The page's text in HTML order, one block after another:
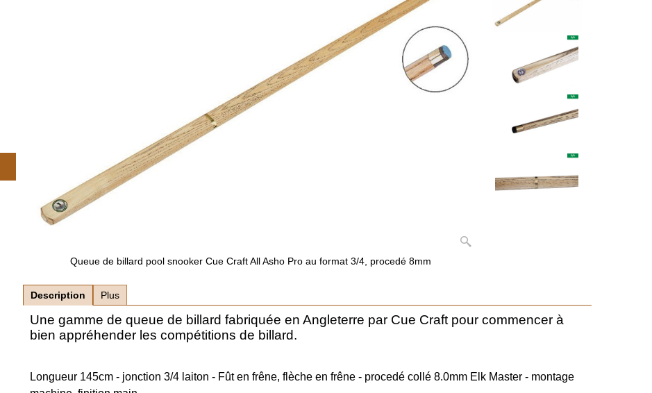
Queue de billard pool snooker Cue Craft All Asho Pro au format 3/4, procedé 8mm
Description Plus
Une gamme de queue de billard fabriquée en Angleterre par Cue Craft pour commencer à
bien appréhender les compétitions de billard.
Longueur 145cm - jonction 3/4 laiton - Fût en frêne, flèche en frêne - procedé collé 8.0mm Elk Master - montage